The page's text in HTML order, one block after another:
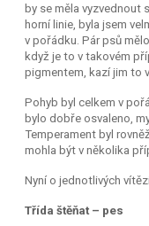
by se měla vyzvednout
horní linie, byla jsem
v pořádku. Pár psů
když je to v takovém
pigmentem, kazí jim to
Pohyb byl celkem v
bylo dobře osvaleno,
Temperament byl
mohla být v několika
Nyní o jednotlivých
Třída štěňat – pes